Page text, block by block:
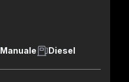
Manuale Diesel